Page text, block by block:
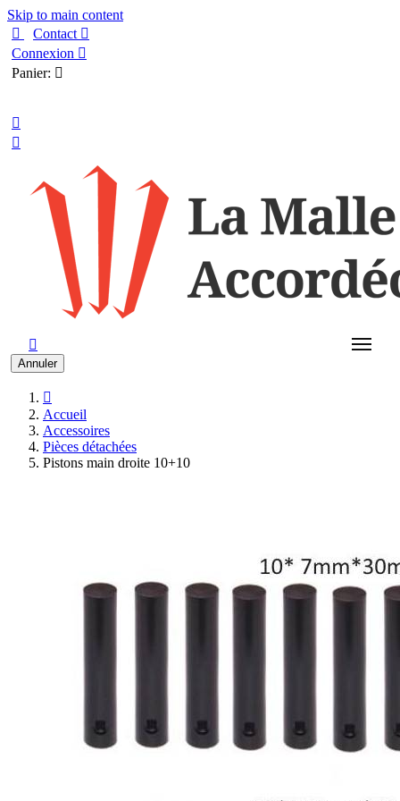
Skip to main content

Contact 
Connexion 
Panier: 



Annuler

Accueil
Accessoires
Pièces détachées
Pistons main droite 10+10